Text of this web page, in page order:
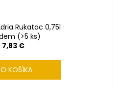
Rukatac 0,75l
(>5 ks)
7,83 €
KOŠÍKA